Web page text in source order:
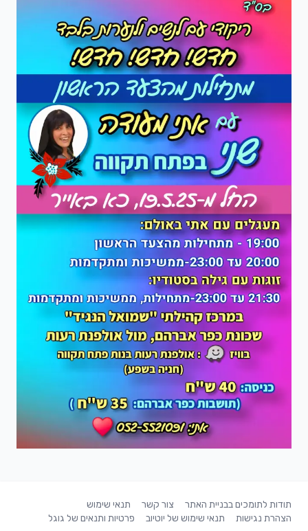
תודות לתומכים בבניית האתר צור קשר
תנאי שימוש
הצהרת נגישות
תנאי שימוש של יוטיוב פרטיות ותנאים של גוגל